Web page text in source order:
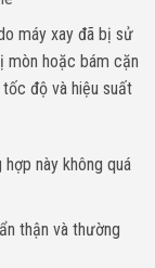
máy xay đã bị sử
mòn hoặc bám cặn
độ và hiệu suất
này không quá
thận và thường